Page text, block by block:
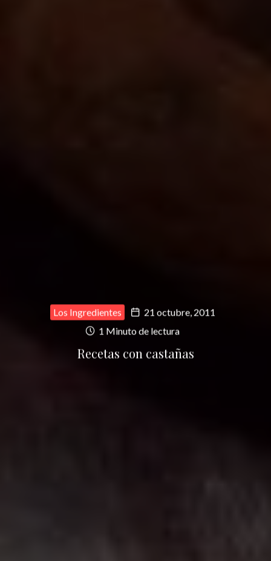
Los Ingredientes
21 octubre, 2011
1 Minuto de lectura
Recetas con castañas